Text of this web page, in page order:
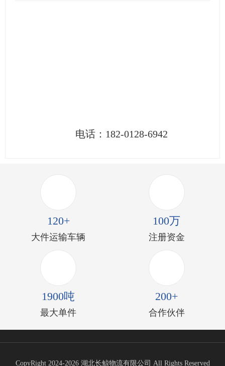
电话： 182-0128-6942
120+
大件运输车辆
100万
注册资金
1900吨
最大单件
200+
合作伙伴
CopyRight 2024-2026 湖北长鲸物流有限公司 All Rights Reserved